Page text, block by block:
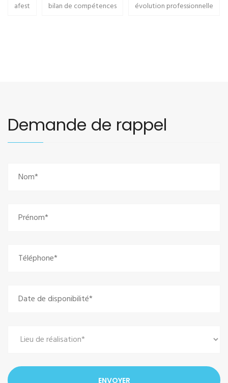
afest bilan de compétences évolution professionnelle
Demande de rappel